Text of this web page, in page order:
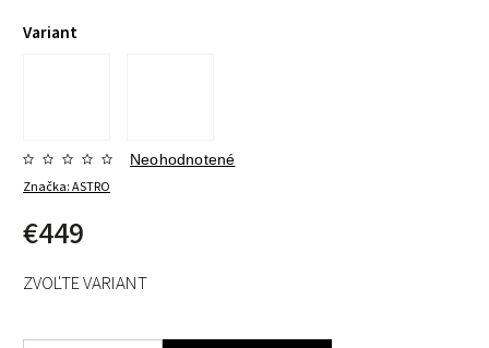
Variant
Značka:ASTRO
Neohodnotené
€449
ZVOĽTE VARIANT